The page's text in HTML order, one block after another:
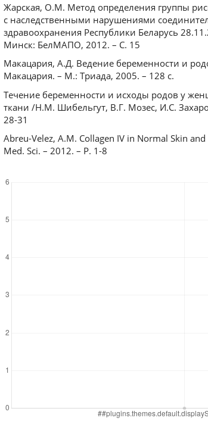
Жарская, О.М. Метод определения группы
с наследственными нарушениями
здравоохранения Республики Беларусь
Минск: БелМАПО, 2012. – С. 15
Макацария, А.Д. Ведение беременности и
Макацария. – М.: Триада, 2005. – 128 с.
Течение беременности и исходы родов у
ткани /Н.М. Шибельгут, В.Г. Мозес, И.С.
28-31
Abreu-Velez, A.M. Collagen IV in Normal Skin
Med. Sci. – 2012. – Р. 1-8